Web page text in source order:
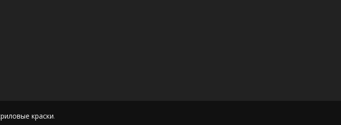
краски.